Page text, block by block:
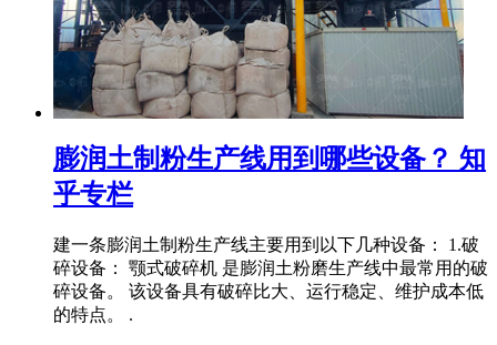
膨润土制粉生产线用到哪些设备？ 知
乎专栏
建一条膨润土制粉生产线主要用到以下几种设备： 1.破
碎设备： 颚式破碎机 是膨润土粉磨生产线中最常用的破
碎设备。 该设备具有破碎比大、运行稳定、维护成本低
的特点。 .